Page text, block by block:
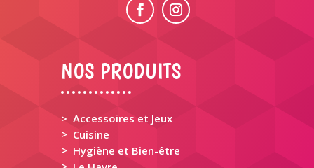
NOS PRODUITS
> Accessoires et Jeux
> Cuisine
> Hygiène et Bien-être